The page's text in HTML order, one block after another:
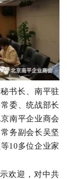
书长、南平驻
委、统战部长
南平企业商会
务副会长吴坚
10多位企业家
欢迎，对中共